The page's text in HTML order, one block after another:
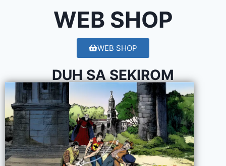
WEB SHOP
WEB SHOP
DUH SA SEKIROM